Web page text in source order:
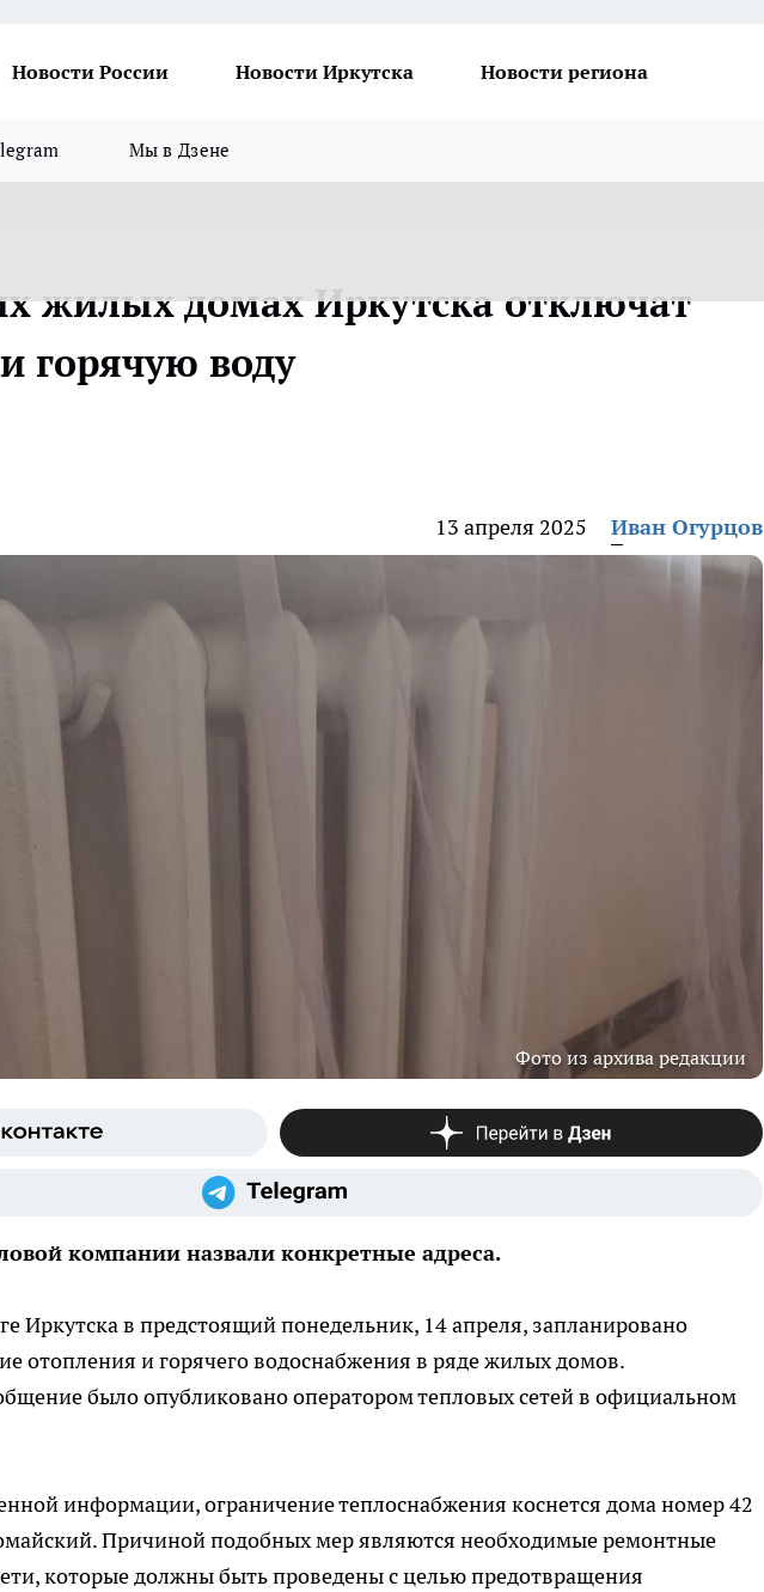
Новости России Новости Иркутска Новости региона
Мы в Дзене
жилых домах Иркутска отключат
горячую воду
13 апреля 2025 Иван Огурцов
Фото из архива редакции
компании назвали конкретные адреса.
Иркутска в предстоящий понедельник, 14 апреля, запланировано
отопления и горячего водоснабжения в ряде жилых домов.
было опубликовано оператором тепловых сетей в официальном
информации, ограничение теплоснабжения коснется дома номер 42
Причиной подобных мер являются необходимые ремонтные
которые должны быть проведены с целью предотвращения